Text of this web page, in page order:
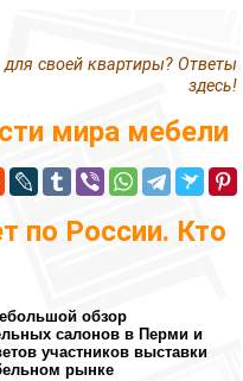
своей квартиры? Ответы
здесь!
мира мебели
по России. Кто
обзор
салонов в Перми и
участников выставки
рынке